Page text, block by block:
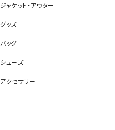
ジャケット・アウター
グッズ
バッグ
シューズ
アクセサリー